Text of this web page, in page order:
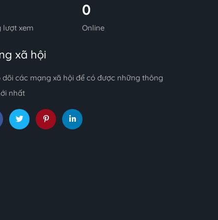
lượt xem
0
Online
xã hội
dõi các mạng xã hội để có được những thông
nhất